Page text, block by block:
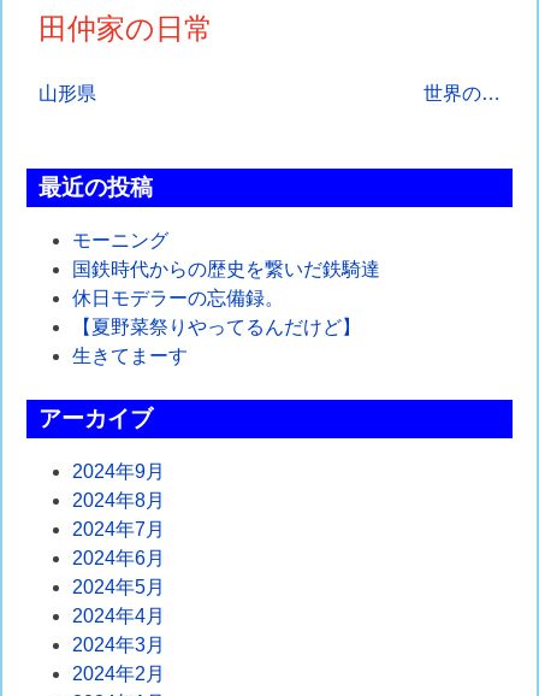
田仲家の日常
投
ナ
ビ
ゲ
ー
シ
ョ
ン
山形県 世界の…
最近の投稿
モーニング
国鉄時代からの歴史を繋いだ鉄騎達
休日モデラーの忘備録。
【夏野菜祭りやってるんだけど】
生きてまーす
アーカイブ
2024年9月
2024年8月
2024年7月
2024年6月
2024年5月
2024年4月
2024年3月
2024年2月